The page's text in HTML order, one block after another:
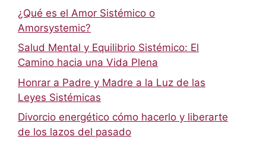
¿Qué es el Amor Sistémico o
Amorsystemic?
Salud Mental y Equilibrio Sistémico: El
Camino hacia una Vida Plena
Honrar a Padre y Madre a la Luz de las
Leyes Sistémicas
Divorcio energético cómo hacerlo y liberarte
de los lazos del pasado